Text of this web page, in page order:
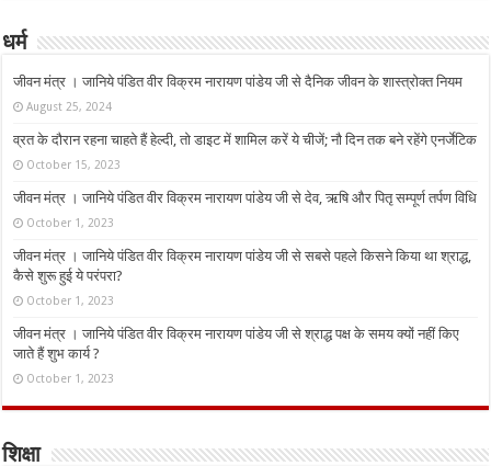
धर्म
जीवन मंत्र । जानिये पंडित वीर विक्रम नारायण पांडेय जी से दैनिक जीवन के शास्त्रोक्त नियम
August 25, 2024
व्रत के दौरान रहना चाहते हैं हेल्दी, तो डाइट में शामिल करें ये चीजें; नौ दिन तक बने रहेंगे एनर्जेटिक
October 15, 2023
जीवन मंत्र । जानिये पंडित वीर विक्रम नारायण पांडेय जी से देव, ऋषि और पितृ सम्पूर्ण तर्पण विधि
October 1, 2023
जीवन मंत्र । जानिये पंडित वीर विक्रम नारायण पांडेय जी से सबसे पहले किसने किया था श्राद्ध,
कैसे शुरू हुई ये परंपरा?
October 1, 2023
जीवन मंत्र । जानिये पंडित वीर विक्रम नारायण पांडेय जी से श्राद्ध पक्ष के समय क्यों नहीं किए
जाते हैं शुभ कार्य ?
October 1, 2023
शिक्षा